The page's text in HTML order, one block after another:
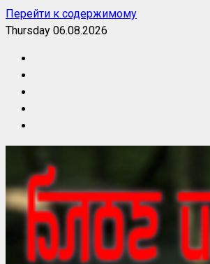
Перейти к содержимому
Thursday 06.08.2026